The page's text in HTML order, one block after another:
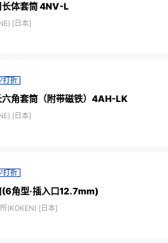
长体套筒 4NV-L
[日本]
打折
六角套筒（附带磁铁）4AH-LK
[日本]
打折
角型·插入口12.7mm)
(KOKEN) [日本]